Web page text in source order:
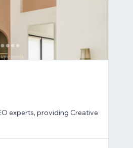
experts, providing Creative